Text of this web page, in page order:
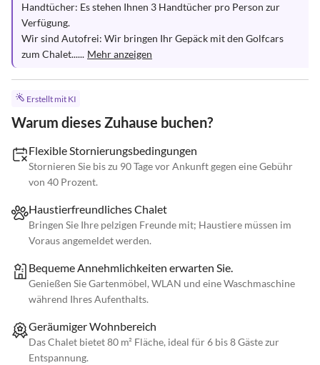
Handtücher: Es stehen Ihnen 3 Handtücher pro Person zur
Verfügung.
Wir sind Autofrei: Wir bringen Ihr Gepäck mit den Golfcars
zum Chalet...... Mehr anzeigen
Erstellt mit KI
Warum dieses Zuhause buchen?
Flexible Stornierungsbedingungen
Stornieren Sie bis zu 90 Tage vor Ankunft gegen eine Gebühr
von 40 Prozent.
Haustierfreundliches Chalet
Bringen Sie Ihre pelzigen Freunde mit; Haustiere müssen im
Voraus angemeldet werden.
Bequeme Annehmlichkeiten erwarten Sie.
Genießen Sie Gartenmöbel, WLAN und eine Waschmaschine
während Ihres Aufenthalts.
Geräumiger Wohnbereich
Das Chalet bietet 80 m² Fläche, ideal für 6 bis 8 Gäste zur
Entspannung.